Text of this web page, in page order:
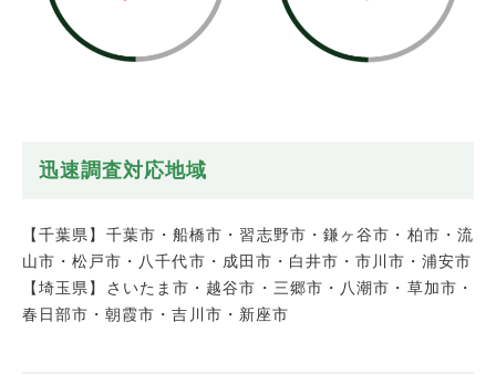
迅速調査対応地域
【千葉県】千葉市・船橋市・習志野市・鎌ヶ谷市・柏市・流
山市・松戸市・八千代市・成田市・白井市・市川市・浦安市
【埼玉県】さいたま市・越谷市・三郷市・八潮市・草加市・
春日部市・朝霞市・吉川市・新座市